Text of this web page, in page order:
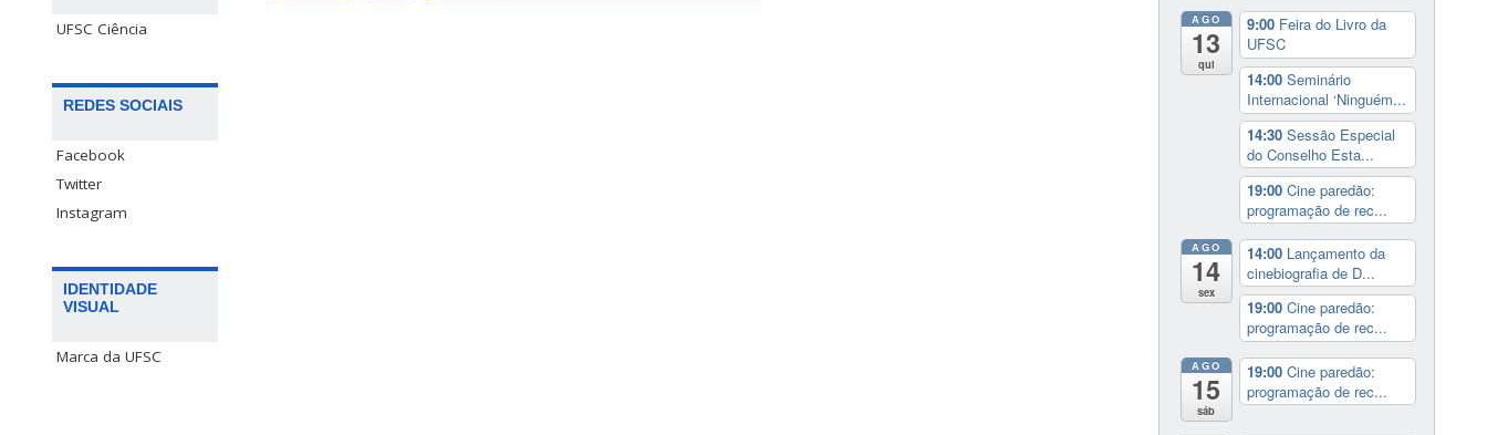
UFSC Ciência
REDES SOCIAIS
Facebook
Twitter
Instagram
IDENTIDADE
VISUAL
Marca da UFSC
AGO
13
qui
9:00 Feira do Livro da
UFSC
14:00 Seminário
Internacional ‘Ninguém...
14:30 Sessão Especial
do Conselho Esta...
19:00 Cine paredão:
programação de rec...
AGO
14
sex
14:00 Lançamento da
cinebiografia de D...
19:00 Cine paredão:
programação de rec...
AGO
15
sáb
19:00 Cine paredão:
programação de rec...